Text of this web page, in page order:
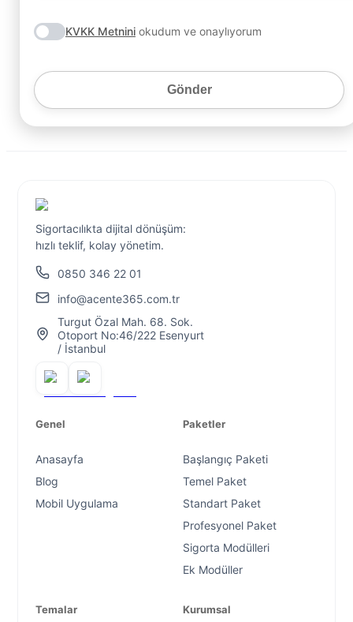
KVKK Metnini okudum ve onaylıyorum
Gönder
Sigortacılıkta dijital dönüşüm:
hızlı teklif, kolay yönetim.
0850 346 22 01
info@acente365.com.tr
Turgut Özal Mah. 68. Sok.
Otoport No:46/222 Esenyurt
/ İstanbul
Genel
Anasayfa
Blog
Mobil Uygulama
Paketler
Başlangıç Paketi
Temel Paket
Standart Paket
Profesyonel Paket
Sigorta Modülleri
Ek Modüller
Temalar Kurumsal